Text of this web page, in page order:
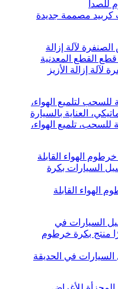
مصممة جديدة
إزالة الأزيز
للسحب، تلميع الهواء،
الهواء القابلة
في الحديقة